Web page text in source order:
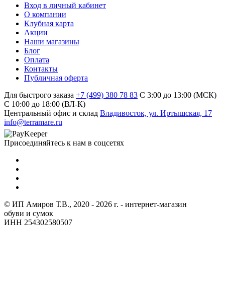
Вход в личный кабинет
О компании
Клубная карта
Акции
Наши магазины
Блог
Оплата
Контакты
Публичная оферта
Для быстрого заказа +7 (499) 380 78 83 С 3:00 до 13:00 (МСК)
C 10:00 до 18:00 (ВЛ-К)
Центральный офис и склад Владивосток, ул. Иртышская, 17
info@terramare.ru
Присоединяйтесь к нам в соцсетях
© ИП Амиров Т.В., 2020 - 2026 г. - интернет-магазин
обуви и сумок
ИНН 254302580507